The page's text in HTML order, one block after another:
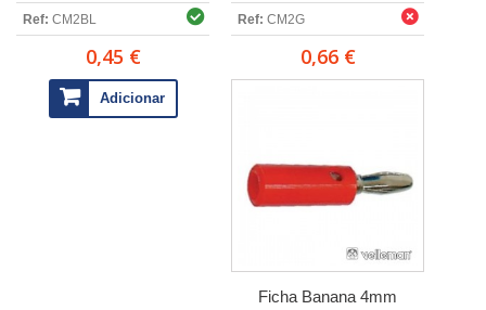
Ref: CM2BL
0,45 €
Adicionar
Ref: CM2G
0,66 €
Ficha Banana 4mm